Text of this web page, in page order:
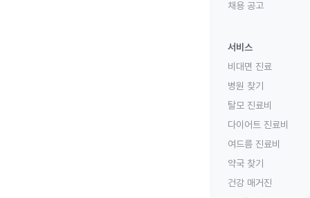
채용 공고
서비스
비대면 진료
병원 찾기
탈모 진료비
다이어트 진료비
여드름 진료비
약국 찾기
건강 매거진